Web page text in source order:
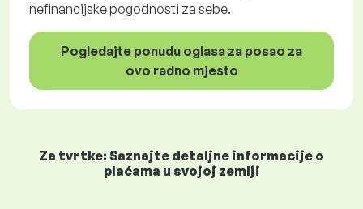
nefinancijske pogodnosti za sebe.
Pogledajte ponudu oglasa za posao za
ovo radno mjesto
Za tvrtke: Saznajte detaljne informacije o
plaćama u svojoj zemlji